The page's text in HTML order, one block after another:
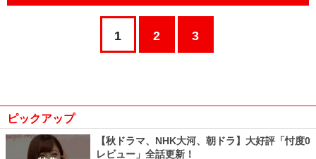
1 2 3
ピックアップ
【秋ドラマ、NHK大河、朝ドラ】大好評「忖度0
レビュー」全話更新！